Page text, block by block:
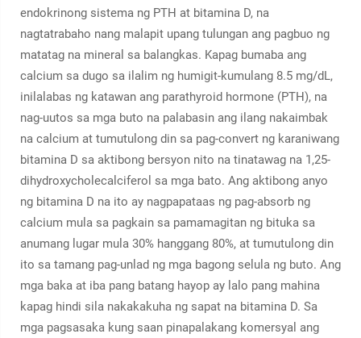
endokrinong sistema ng PTH at bitamina D, na
nagtatrabaho nang malapit upang tulungan ang pagbuo ng
matatag na mineral sa balangkas. Kapag bumaba ang
calcium sa dugo sa ilalim ng humigit-kumulang 8.5 mg/dL,
inilalabas ng katawan ang parathyroid hormone (PTH), na
nag-uutos sa mga buto na palabasin ang ilang nakaimbak
na calcium at tumutulong din sa pag-convert ng karaniwang
bitamina D sa aktibong bersyon nito na tinatawag na 1,25-
dihydroxycholecalciferol sa mga bato. Ang aktibong anyo
ng bitamina D na ito ay nagpapataas ng pag-absorb ng
calcium mula sa pagkain sa pamamagitan ng bituka sa
anumang lugar mula 30% hanggang 80%, at tumutulong din
ito sa tamang pag-unlad ng mga bagong selula ng buto. Ang
mga baka at iba pang batang hayop ay lalo pang mahina
kapag hindi sila nakakakuha ng sapat na bitamina D. Sa
mga pagsasaka kung saan pinapalakang komersyal ang